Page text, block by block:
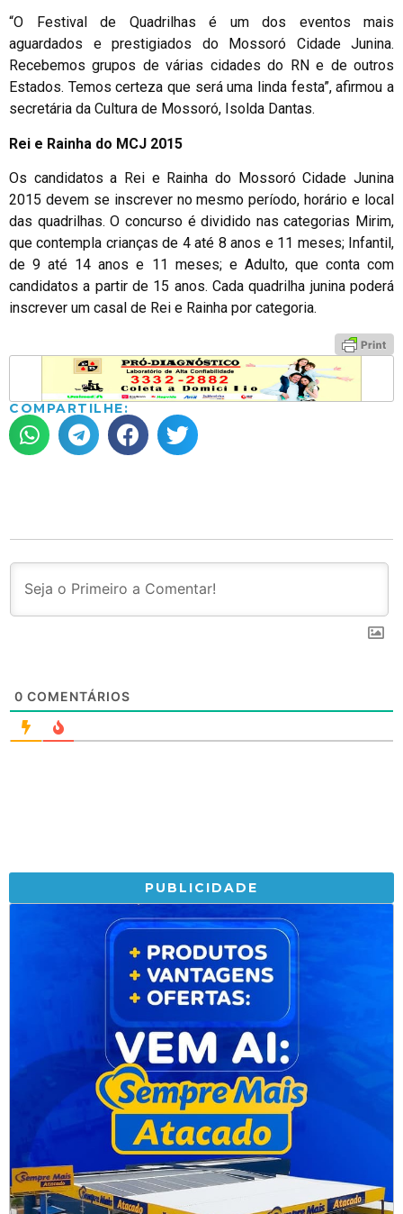
“O Festival de Quadrilhas é um dos eventos mais
aguardados e prestigiados do Mossoró Cidade Junina.
Recebemos grupos de várias cidades do RN e de outros
Estados. Temos certeza que será uma linda festa”, afirmou a
secretária da Cultura de Mossoró, Isolda Dantas.
Rei e Rainha do MCJ 2015
Os candidatos a Rei e Rainha do Mossoró Cidade Junina
2015 devem se inscrever no mesmo período, horário e local
das quadrilhas. O concurso é dividido nas categorias Mirim,
que contempla crianças de 4 até 8 anos e 11 meses; Infantil,
de 9 até 14 anos e 11 meses; e Adulto, que conta com
candidatos a partir de 15 anos. Cada quadrilha junina poderá
inscrever um casal de Rei e Rainha por categoria.
COMPARTILHE:
0 COMENTÁRIOS
PUBLICIDADE